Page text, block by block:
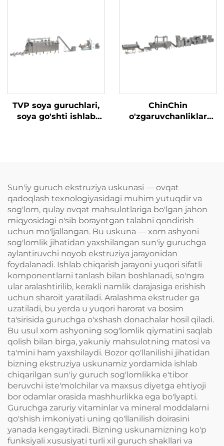
TVP soya guruchlari,
soya go'shti ishlab
ChinChin
o'zgaruvchanliklar
Sun'iy guruch ekstruziya uskunasi — ovqat
qadoqlash texnologiyasidagi muhim yutuqdir va
sog'lom, qulay ovqat mahsulotlariga bo'lgan jahon
miqyosidagi o'sib borayotgan talabni qondirish
uchun mo'ljallangan. Bu uskuna — xom ashyoni
sog'lomlik jihatidan yaxshilangan sun'iy guruchga
aylantiruvchi noyob ekstruziya jarayonidan
foydalanadi. Ishlab chiqarish jarayoni yuqori sifatli
komponentlarni tanlash bilan boshlanadi, so'ngra
ular aralashtirilib, kerakli namlik darajasiga erishish
uchun sharoit yaratiladi. Aralashma ekstruder ga
uzatiladi, bu yerda u yuqori harorat va bosim
ta'sirisida guruchga o'xshash donachalar hosil qiladi.
Bu usul xom ashyoning sog'lomlik qiymatini saqlab
qolish bilan birga, yakuniy mahsulotning matosi va
ta'mini ham yaxshilaydi. Bozor qo'llanilishi jihatidan
bizning ekstruziya uskunamiz yordamida ishlab
chiqarilgan sun'iy guruch sog'lomlikka e'tibor
beruvchi iste'molchilar va maxsus diyetga ehtiyoji
bor odamlar orasida mashhurlikka ega bo'lyapti.
Guruchga zaruriy vitaminlar va mineral moddalarni
qo'shish imkoniyati uning qo'llanilish doirasini
yanada kengaytiradi. Bizning uskunamizning ko'p
funksiyali xususiyati turli xil guruch shakllari va